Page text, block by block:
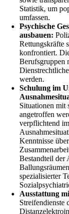
Statistik, um
umfassen.
Psychische
ausbauen:
Rettungskräfte
konfrontiert.
Berufsgruppen
werden.
Schulung im
Situationen mit
angetroffen
verpflichtend
Kenntnisse
Bestandteil der
spezialisierter
Ausstattung
Streifendienste